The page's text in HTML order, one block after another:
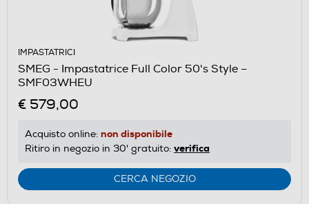
IMPASTATRICI
SMEG - Impastatrice Full Color 50's Style –
SMF03WHEU
€ 579,00
Acquisto online: non disponibile
Ritiro in negozio in 30' gratuito: verifica
CERCA NEGOZIO